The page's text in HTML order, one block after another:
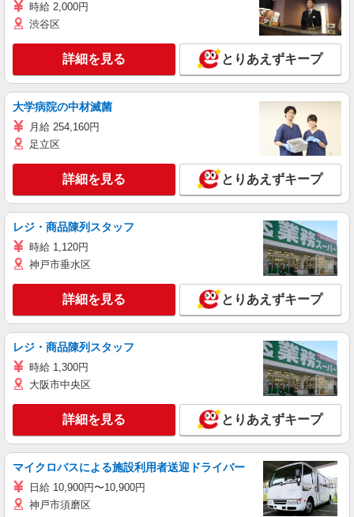
時給 2,000円
渋谷区
詳細を見る とりあえずキープ
大学病院の中材滅菌
月給 254,160円
足立区
詳細を見る とりあえずキープ
レジ・商品陳列スタッフ
時給 1,120円
神戸市垂水区
詳細を見る とりあえずキープ
レジ・商品陳列スタッフ
時給 1,300円
大阪市中央区
詳細を見る とりあえずキープ
マイクロバスによる施設利用者送迎ドライバー
日給 10,900円〜10,900円
神戸市須磨区